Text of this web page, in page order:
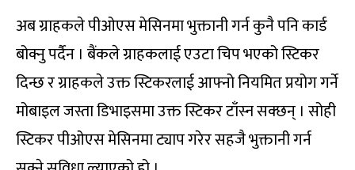
अब ग्राहकले पीओएस मेसिनमा भुक्तानी गर्न कुनै पनि कार्ड
बोक्नु पर्दैन । बैंकले ग्राहकलाई एउटा चिप भएको स्टिकर
दिन्छ र ग्राहकले उक्त स्टिकरलाई आफ्नो नियमित प्रयोग गर्ने
मोबाइल जस्ता डिभाइसमा उक्त स्टिकर टाँस्न सक्छन् । सोही
स्टिकर पीओएस मेसिनमा ट्याप गरेर सहजै भुक्तानी गर्न